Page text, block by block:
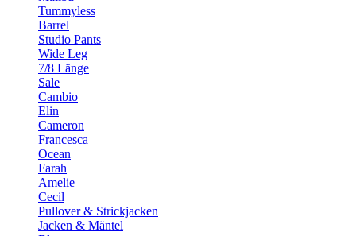
Tummyless
Barrel
Studio Pants
Wide Leg
7/8 Länge
Sale
Cambio
Elin
Cameron
Francesca
Ocean
Farah
Amelie
Cecil
Pullover & Strickjacken
Jacken & Mäntel